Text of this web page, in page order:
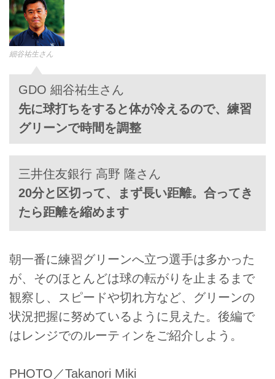
細谷祐生さん
GDO 細谷祐生さん
先に球打ちをすると体が冷えるので、練習
グリーンで時間を調整
三井住友銀行 高野 隆さん
20分と区切って、まず長い距離。合ってき
たら距離を縮めます
朝一番に練習グリーンへ立つ選手は多かった
が、そのほとんどは球の転がりを止まるまで
観察し、スピードや切れ方など、グリーンの
状況把握に努めているように見えた。後編で
はレンジでのルーティンをご紹介しよう。
PHOTO／Takanori Miki